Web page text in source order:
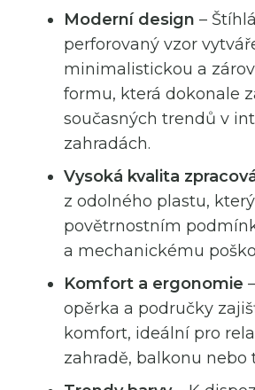
Moderní design –
perforovaný vzor
minimalistickou a
formu, která dokonale
současných trendů v
zahradách.
Vysoká kvalita
z odolného plastu,
povětrnostním
a mechanickému
Komfort a ergonomie
opěrka a područky
komfort, ideální pro
zahradě, balkonu nebo